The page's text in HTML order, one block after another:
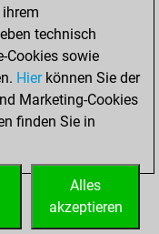
0
1
technisch
Cookies sowie
Hierkönnen Sie der
Marketing-Cookies
finden Sie in
Alles
akzeptieren